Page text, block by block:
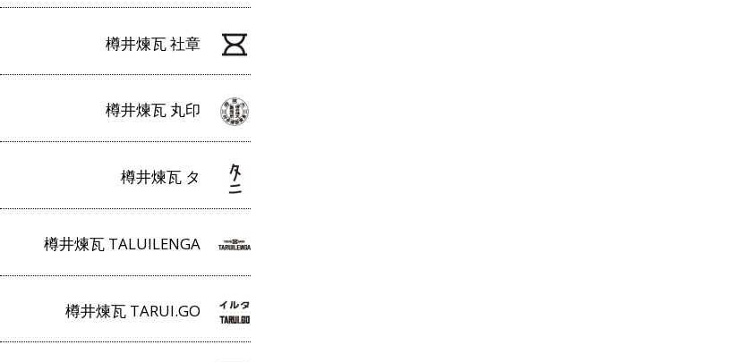
樽井煉瓦 社章
樽井煉瓦 丸印
樽井煉瓦 タ
樽井煉瓦 TALUILENGA
樽井煉瓦 TARUI.GO